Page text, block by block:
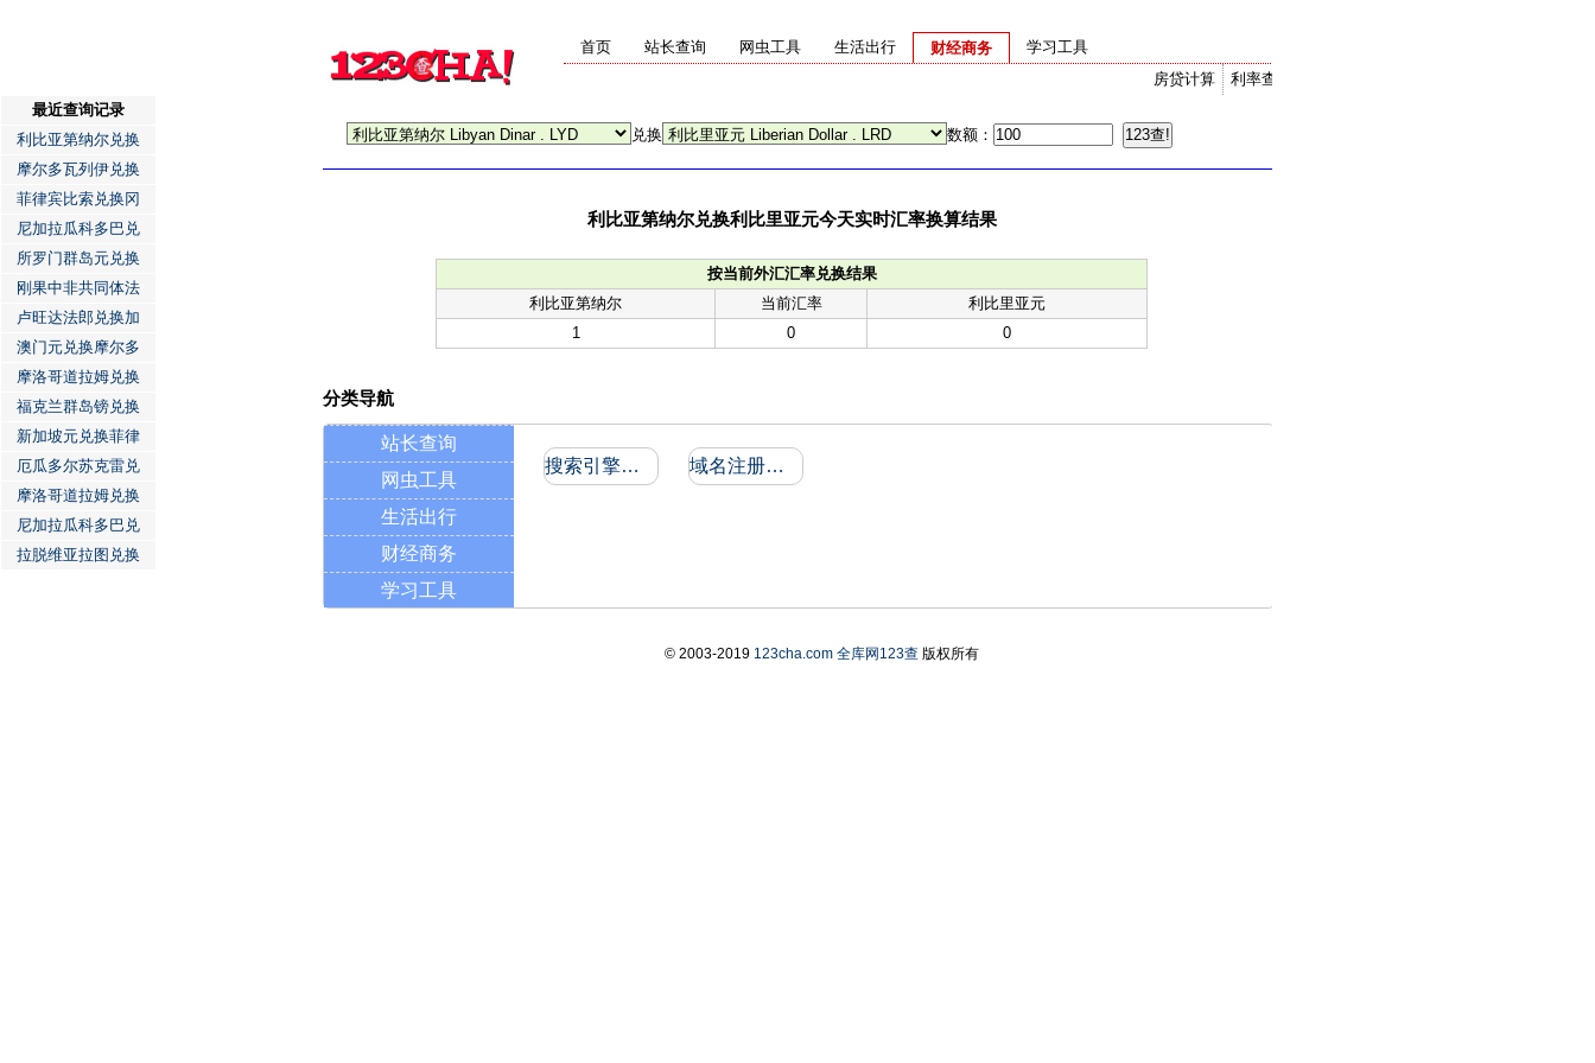
首页 站长查询 网虫工具 生活出行
财经商务
利率查询
房贷计算
学习工具
兑换 数额：
利比亚第纳尔兑换利比里亚元今天实时汇率换算结果
按当前外汇汇率兑换结果
利比亚第纳尔
当前汇率
利比里亚元
1
0 0
最近查询记录
利比亚第纳尔兑换
摩尔多瓦列伊兑换
菲律宾比索兑换冈
尼加拉瓜科多巴兑
所罗门群岛元兑换
刚果中非共同体法
卢旺达法郎兑换加
澳门元兑换摩尔多
摩洛哥道拉姆兑换
福克兰群岛镑兑换
新加坡元兑换菲律
厄瓜多尔苏克雷兑
摩洛哥道拉姆兑换
尼加拉瓜科多巴兑
拉脱维亚拉图兑换
分类导航
站长查询
网虫工具
生活出行
财经商务
学习工具
搜索引擎收录和反向链接 域名注册信息
© 2003-2019 123cha.com 全库网123查版权所有